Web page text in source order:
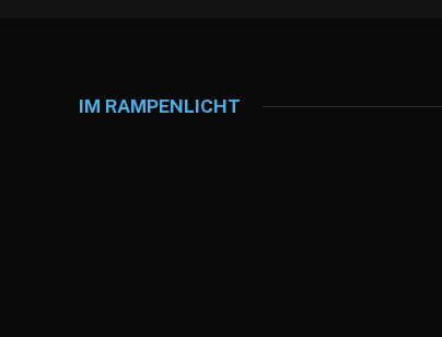
IM RAMPENLICHT